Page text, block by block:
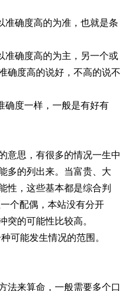
确度高的为准，也就是条
确度高的为主，另一个或
确度高的说好，不高的说不
度一样，一般是有好有
意思，有很多的情况一生中
多的列出来。当富贵、大
性，这些基本都是综合判
个配偶，本站没有分开
突的可能性比较高。
可能发生情况的范围。
法来算命，一般需要多个口